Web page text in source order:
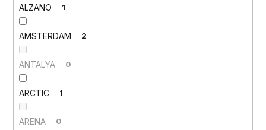
ALZANO 1
AMSTERDAM 2
ANTALYA 0
ARCTIC 1
ARENA 0